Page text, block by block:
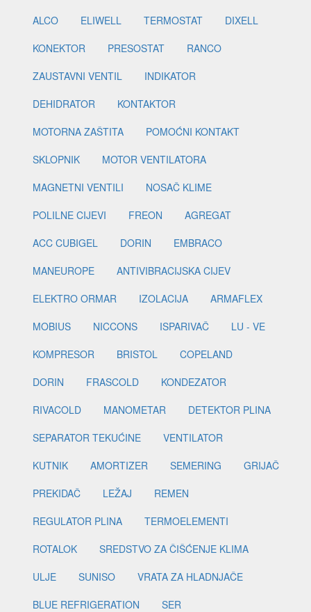
ALCO
ELIWELL TERMOSTAT
DIXELL
KONEKTOR
PRESOSTAT
RANCO
ZAUSTAVNI VENTIL
INDIKATOR
DEHIDRATOR
KONTAKTOR
MOTORNA ZAŠTITA
POMOĆNI KONTAKT
SKLOPNIK
MOTOR VENTILATORA
MAGNETNI VENTILI
NOSAČ KLIME
POLILNE CIJEVI
FREON
AGREGAT
ACC CUBIGEL
DORIN
EMBRACO
MANEUROPE
ANTIVIBRACIJSKA CIJEV
ELEKTRO ORMAR
IZOLACIJA
ARMAFLEX
MOBIUS
NICCONS ISPARIVAČ
LU - VE
KOMPRESOR
BRISTOL
COPELAND
DORIN
FRASCOLD
KONDEZATOR
RIVACOLD
MANOMETAR
DETEKTOR PLINA
SEPARATOR TEKUĆINE
VENTILATOR
KUTNIK
AMORTIZER SEMERING
GRIJAČ
PREKIDAČ
LEŽAJ
REMEN
REGULATOR PLINA
TERMOELEMENTI
ROTALOK
SREDSTVO ZA ČIŠĆENJE KLIMA
ULJE
SUNISO
VRATA ZA HLADNJAČE
BLUE REFRIGERATION
SER